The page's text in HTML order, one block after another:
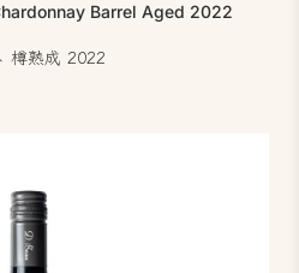
Barrel Aged 2022
樽熟成 2022